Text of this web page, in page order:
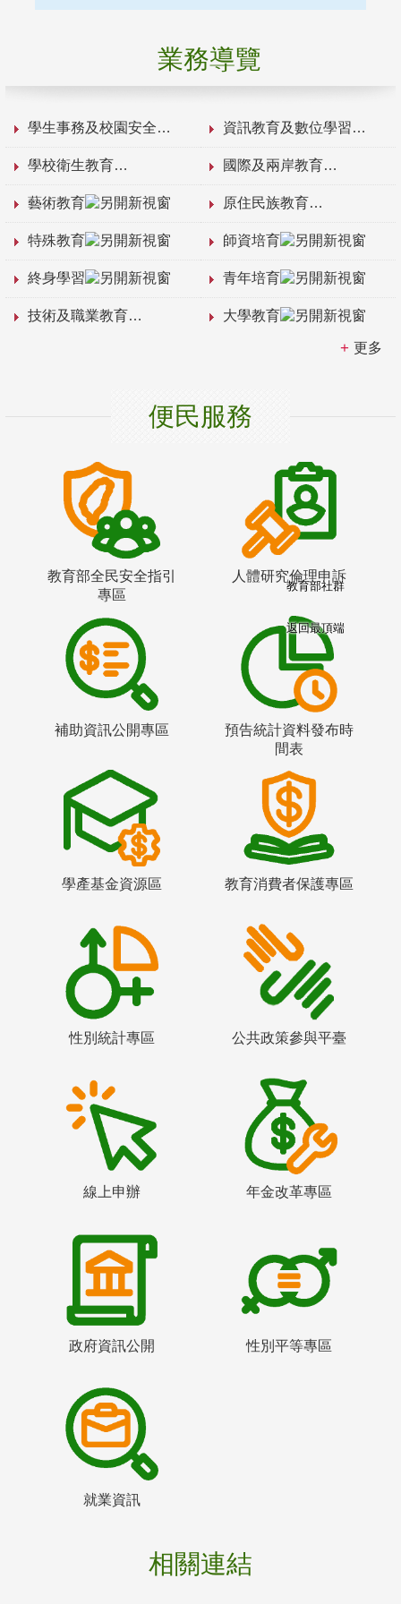
業務導覽
學生事務及校園安全 資訊教育及數位學習
學校衛生教育 國際及兩岸教育
藝術教育 原住民族教育
特殊教育 師資培育
終身學習 青年培育
技術及職業教育 大學教育
更多
便民服務
教育部全民安全指引
專區
人體研究倫理申訴
補助資訊公開專區
預告統計資料發布時
間表
學產基金資源區 教育消費者保護專區
性別統計專區 公共政策參與平臺
線上申辦 年金改革專區
政府資訊公開 性別平等專區
就業資訊
相關連結
教育部社群
返回最頂端